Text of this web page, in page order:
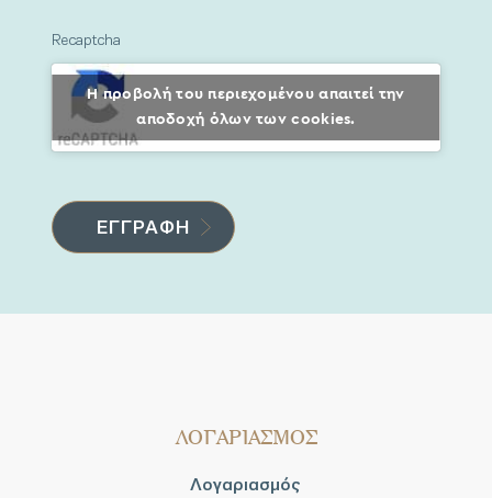
Recaptcha
Η προβολή του περιεχομένου απαιτεί την
αποδοχή όλων των cookies.
ΛΟΓΑΡΙΑΣΜΟΣ
Λογαριασμός